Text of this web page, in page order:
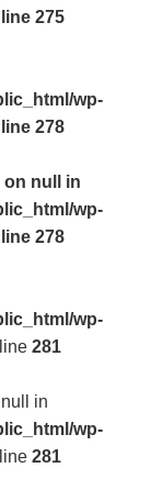
275
wp-
278
null in
wp-
278
wp-
281
in
wp-
281